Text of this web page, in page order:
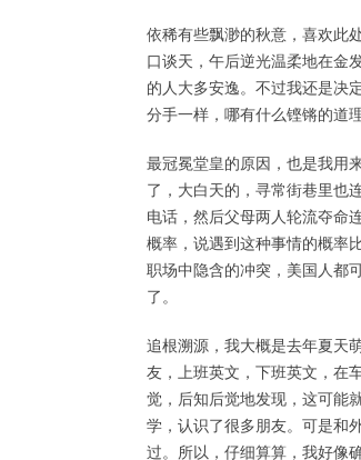
依稀有些飘渺的秋意，喜欢此
口谈天，午后逆光温柔地在金
的人大多安逸。不过我还是决
分手一样，哪有什么铿锵的道
最冠冕堂皇的原因，也是我用
了，大白天的，寻常街巷里也
电话，然后父母两人轮流夺命
概率，说遇到这种事情的概率
职场中隐含的冲突，美国人都
了。
追根溯源，我大概是去年夏天
友，上班英文，下班英文，在
觉，后知后觉地发现，这可能
学，认识了很多朋友。可是和
过。所以，仔细算算，我好像